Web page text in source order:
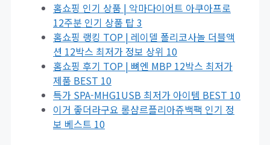
홈쇼핑 인기 상품 | 악마다이어트 아쿠아프로
12주분 인기 상품 탑 3
홈쇼핑 랭킹 TOP | 레이델 폴리코사놀 더블액
션 12박스 최저가 정보 상위 10
홈쇼핑 후기 TOP | 뼈엔 MBP 12박스 최저가
제품 BEST 10
특가 SPA-MHG1USB 최저가 아이템 BEST 10
이거 좋더라구요 롱샴르플리아쥬백팩 인기 정
보 베스트 10